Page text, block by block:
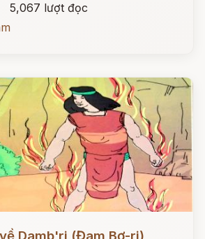
5,067 lượt đọc